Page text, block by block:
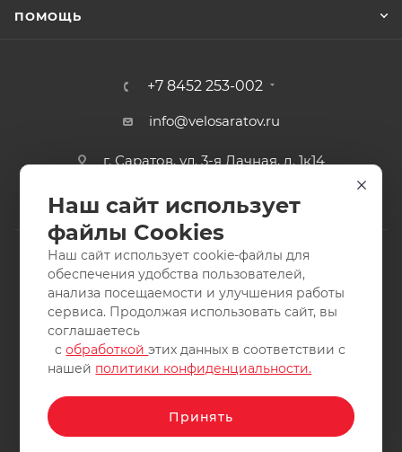
ПОМОЩЬ
+7 8452 253-002
info@velosaratov.ru
г. Саратов, ул. 3-я Дачная, д. 1к14
2011-2026 © интернет-магазин спортивных товаров
ВелоСаратов. Не является публичной офертой. Все права
защищены. Заимствование материалов и фотографий
запрещено.
Наш сайт использует
файлы Cookies
Наш сайт использует cookie-файлы для
обеспечения удобства пользователей,
анализа посещаемости и улучшения работы
сервиса. Продолжая использовать сайт, вы
соглашаетесь
собработкойэтих данных в соответствии с
нашей политики конфиденциальности.
Принять